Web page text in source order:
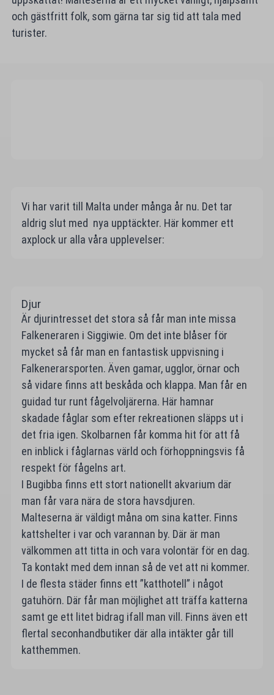
och gästfritt folk, som gärna tar sig tid att tala med
turister.
Vi har varit till Malta under många år nu. Det tar
aldrig slut med nya upptäckter. Här kommer ett
axplock ur alla våra upplevelser:
Djur
Är djurintresset det stora så får man inte missa
Falkeneraren i Siggiwie. Om det inte blåser för
mycket så får man en fantastisk uppvisning i
Falkenerarsporten. Även gamar, ugglor, örnar och
så vidare finns att beskåda och klappa. Man får en
guidad tur runt fågelvoljärerna. Här hamnar
skadade fåglar som efter rekreationen släpps ut i
det fria igen. Skolbarnen får komma hit för att få
en inblick i fåglarnas värld och förhoppningsvis få
respekt för fågelns art.
I Bugibba finns ett stort nationellt akvarium där
man får vara nära de stora havsdjuren.
Malteserna är väldigt måna om sina katter. Finns
kattshelter i var och varannan by. Där är man
välkommen att titta in och vara volontär för en dag.
Ta kontakt med dem innan så de vet att ni kommer.
I de flesta städer finns ett ”katthotell” i något
gatuhörn. Där får man möjlighet att träffa katterna
samt ge ett litet bidrag ifall man vill. Finns även ett
flertal seconhandbutiker där alla intäkter går till
katthemmen.